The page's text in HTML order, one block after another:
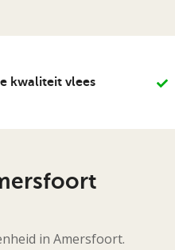
kwaliteit vlees
in Amersfoort.